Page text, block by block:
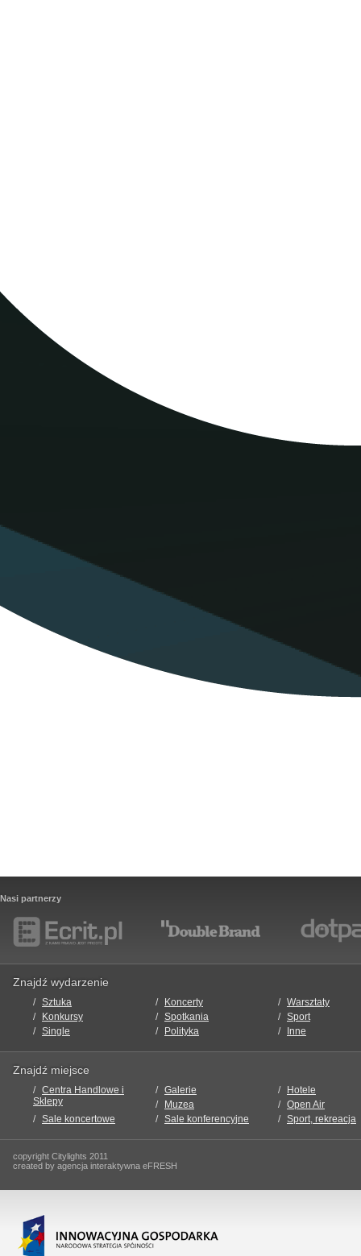
Nasi partnerzy
Znajdź wydarzenie
Sztuka Koncerty
Warsztaty
Konkursy
Spotkania
Sport
Single
Polityka Inne
Znajdź miejsce
Centra Handlowe i
Sklepy
Galerie
Hotele
Muzea
Open Air
Sale koncertowe
Sale konferencyjne Sport, rekreacja
copyright Citylights 2011
created by agencja interaktywna eFRESH